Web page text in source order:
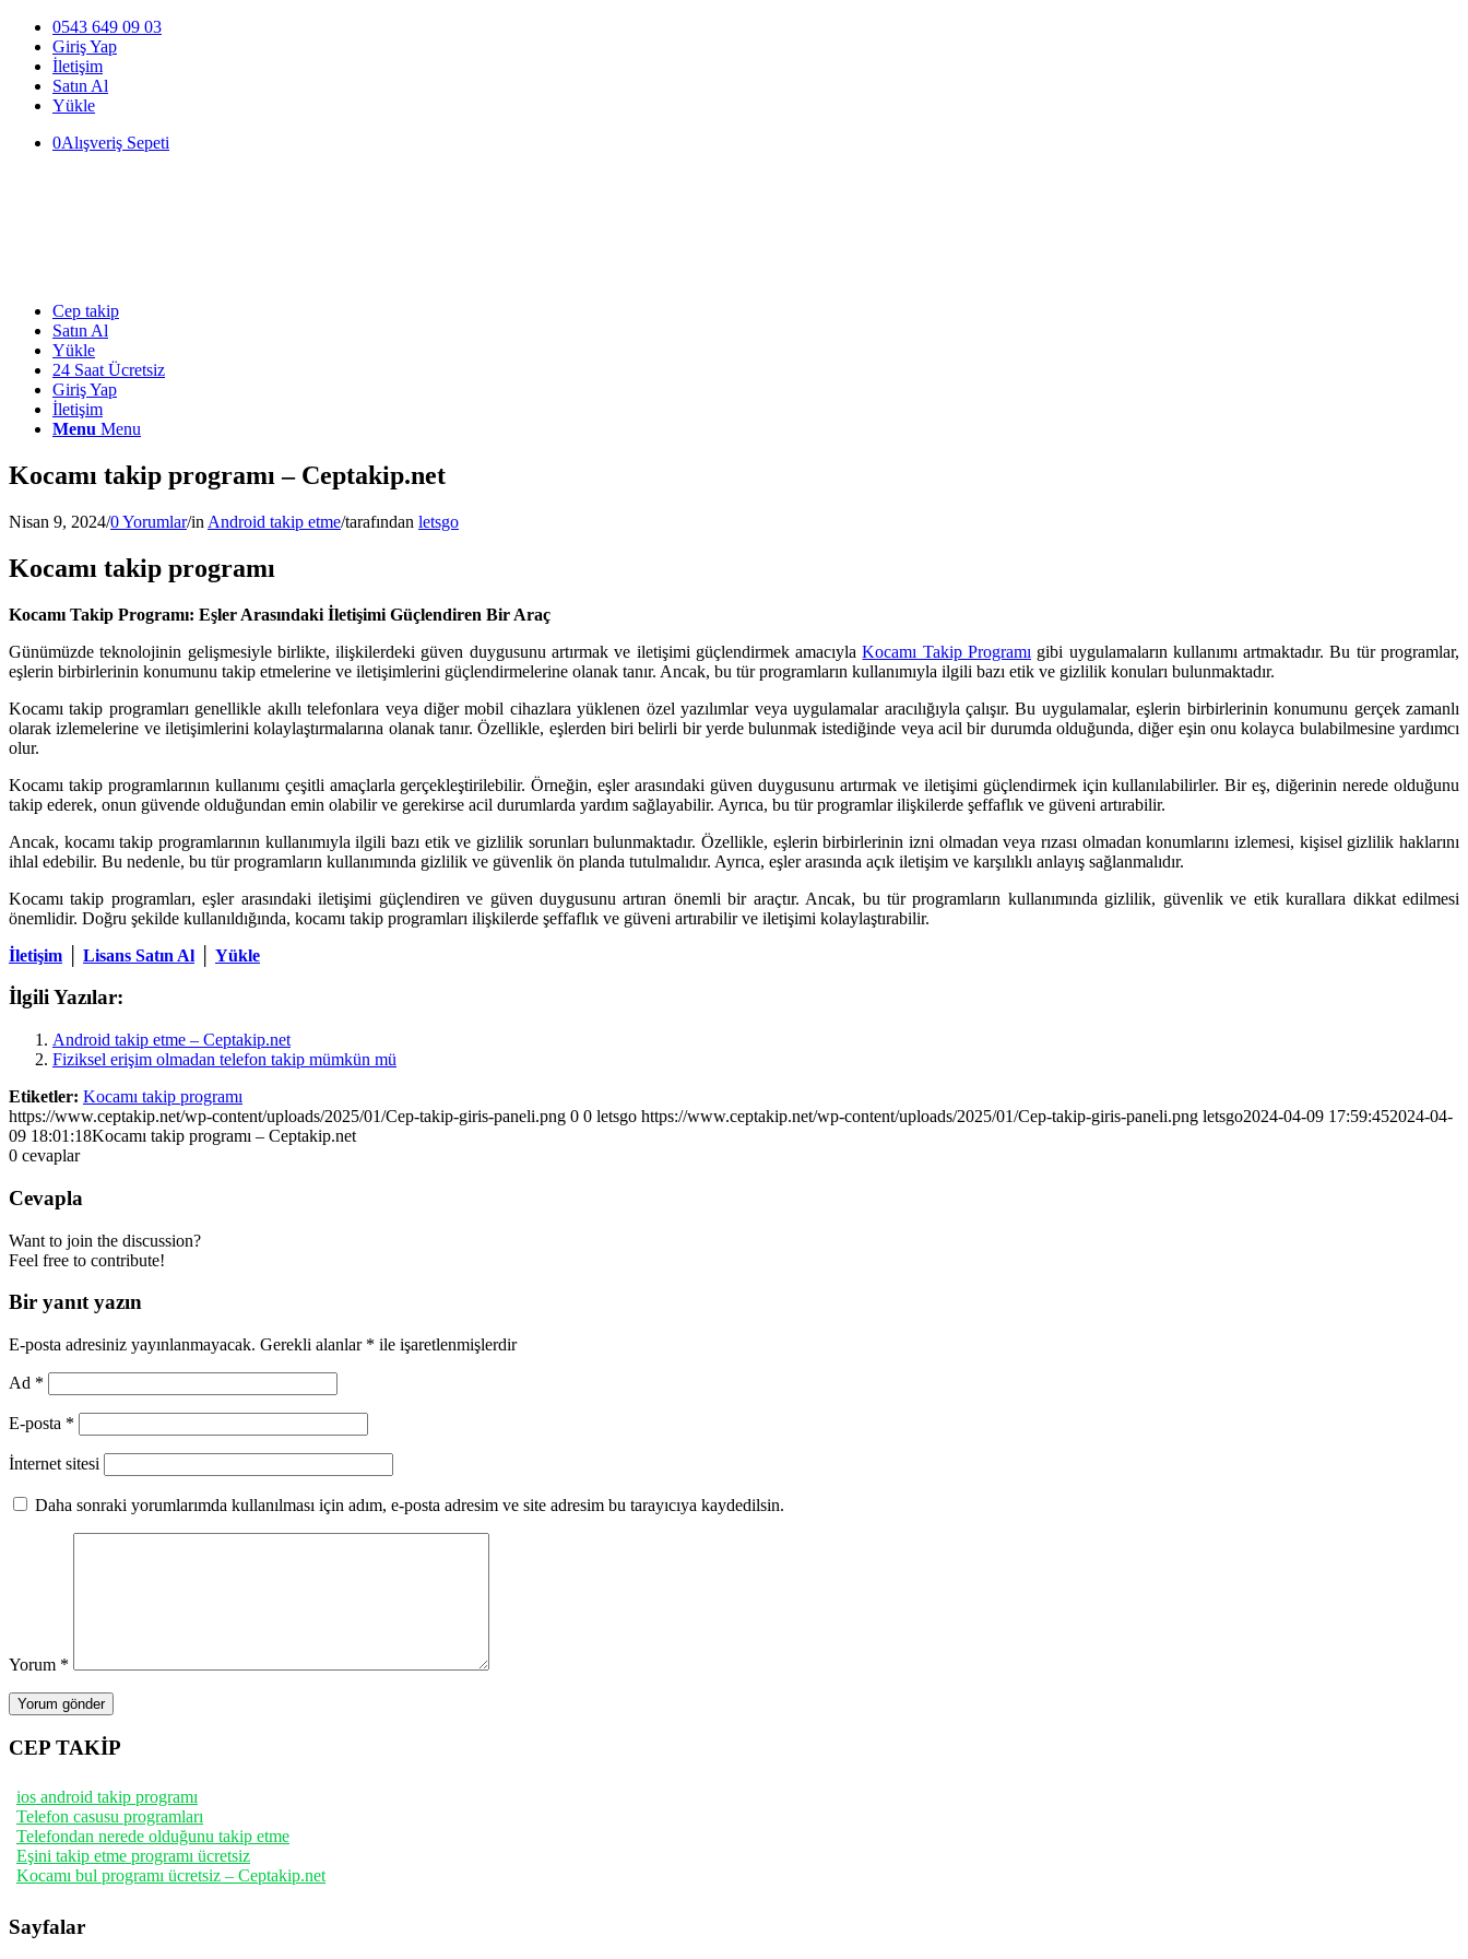
0543 649 09 03
Giriş Yap
İletişim
Satın Al
Yükle
0Alışveriş Sepeti
Cep takip
Satın Al
Yükle
24 Saat Ücretsiz
Giriş Yap
İletişim
Menu Menu
Kocamı takip programı – Ceptakip.net
Nisan 9, 2024/0 Yorumlar/in Android takip etme/tarafından letsgo
Kocamı takip programı
Kocamı Takip Programı: Eşler Arasındaki İletişimi Güçlendiren Bir Araç
Günümüzde teknolojinin gelişmesiyle birlikte, ilişkilerdeki güven duygusunu artırmak ve iletişimi güçlendirmek amacıylaKocamı Takip Programı gibi uygulamaların kullanımı artmaktadır. Bu tür programlar,
eşlerin birbirlerinin konumunu takip etmelerine ve iletişimlerini güçlendirmelerine olanak tanır. Ancak, bu tür programların kullanımıyla ilgili bazı etik ve gizlilik konuları bulunmaktadır.
Kocamı takip programları genellikle akıllı telefonlara veya diğer mobil cihazlara yüklenen özel yazılımlar veya uygulamalar aracılığıyla çalışır. Bu uygulamalar, eşlerin birbirlerinin konumunu gerçek zamanlı
olarak izlemelerine ve iletişimlerini kolaylaştırmalarına olanak tanır. Özellikle, eşlerden biri belirli bir yerde bulunmak istediğinde veya acil bir durumda olduğunda, diğer eşin onu kolayca bulabilmesine yardımcı
olur.
Kocamı takip programlarının kullanımı çeşitli amaçlarla gerçekleştirilebilir. Örneğin, eşler arasındaki güven duygusunu artırmak ve iletişimi güçlendirmek için kullanılabilirler. Bir eş, diğerinin nerede olduğunu
takip ederek, onun güvende olduğundan emin olabilir ve gerekirse acil durumlarda yardım sağlayabilir. Ayrıca, bu tür programlar ilişkilerde şeffaflık ve güveni artırabilir.
Ancak, kocamı takip programlarının kullanımıyla ilgili bazı etik ve gizlilik sorunları bulunmaktadır. Özellikle, eşlerin birbirlerinin izni olmadan veya rızası olmadan konumlarını izlemesi, kişisel gizlilik haklarını
ihlal edebilir. Bu nedenle, bu tür programların kullanımında gizlilik ve güvenlik ön planda tutulmalıdır. Ayrıca, eşler arasında açık iletişim ve karşılıklı anlayış sağlanmalıdır.
Kocamı takip programları, eşler arasındaki iletişimi güçlendiren ve güven duygusunu artıran önemli bir araçtır. Ancak, bu tür programların kullanımında gizlilik, güvenlik ve etik kurallara dikkat edilmesi
önemlidir. Doğru şekilde kullanıldığında, kocamı takip programları ilişkilerde şeffaflık ve güveni artırabilir ve iletişimi kolaylaştırabilir.
İletişim
Lisans Satın Al Yükle
İlgili Yazılar:
Android takip etme – Ceptakip.net
Fiziksel erişim olmadan telefon takip mümkün mü
Etiketler: Kocamı takip programı
https://www.ceptakip.net/wp-content/uploads/2025/01/Cep-takip-giris-paneli.png 0 0 letsgo https://www.ceptakip.net/wp-content/uploads/2025/01/Cep-takip-giris-paneli.png letsgo2024-04-09 17:59:452024-04-
09 18:01:18Kocamı takip programı – Ceptakip.net
0 cevaplar
Cevapla
Want to join the discussion?
Feel free to contribute!
Bir yanıt yazın
E-posta adresiniz yayınlanmayacak. Gerekli alanlar * ile işaretlenmişlerdir
Ad *
E-posta *
İnternet sitesi
Daha sonraki yorumlarımda kullanılması için adım, e-posta adresim ve site adresim bu tarayıcıya kaydedilsin.
Yorum *
CEP TAKİP
ios android takip programı
Telefon casusu programları
Telefondan nerede olduğunu takip etme
Eşini takip etme programı ücretsiz
Kocamı bul programı ücretsiz – Ceptakip.net
Sayfalar